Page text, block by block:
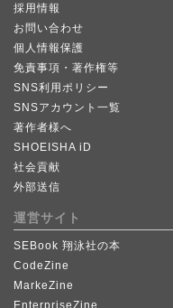
採用情報
お問い合わせ
個人情報保護
免責事項・著作権等
SNS利用ポリシー
SNSアカウント一覧
著作者様へ
SHOEISHA iD
社会貢献
外部送信
運営サイト
SEBook 翔泳社の本
CodeZine
MarkeZine
EnterpriseZine